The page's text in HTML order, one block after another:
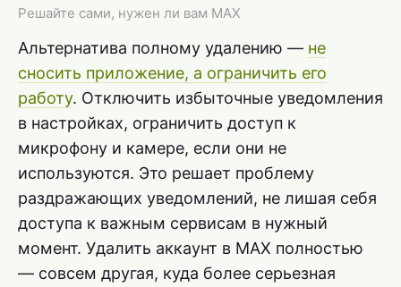
Решайте сами, нужен ли вам MAX
Альтернатива полному удалению — не
сносить приложение, а ограничить его
работу. Отключить избыточные уведомления
в настройках, ограничить доступ к
микрофону и камере, если они не
используются. Это решает проблему
раздражающих уведомлений, не лишая себя
доступа к важным сервисам в нужный
момент. Удалить аккаунт в MAX полностью
— совсем другая, куда более серьезная